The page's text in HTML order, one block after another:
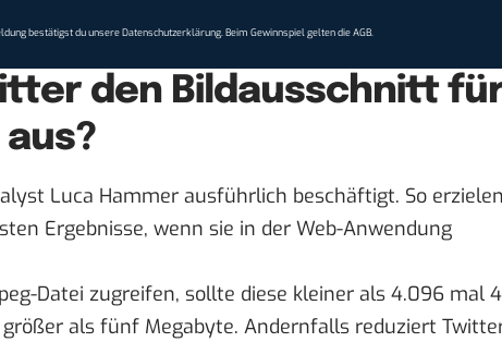
bestätigst du unsereDatenschutzerklärung. Beim Gewinnspiel gelten dieAGB.
den Bildausschnitt
Luca Hammer ausführlich beschäftigt. So erzielen
Ergebnisse, wenn sie in der Web-Anwendung
Datei zugreifen, sollte diese kleiner als 4.096 mal
als fünf Megabyte. Andernfalls reduziert